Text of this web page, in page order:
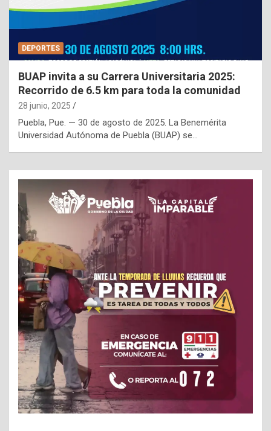
DEPORTES
BUAP invita a su Carrera Universitaria 2025:
Recorrido de 6.5 km para toda la comunidad
28 junio, 2025
Puebla, Pue. — 30 de agosto de 2025. La Benemérita
Universidad Autónoma de Puebla (BUAP) se…